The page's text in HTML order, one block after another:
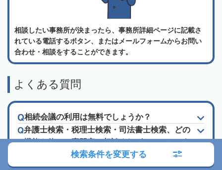
相談したい事務所が決まったら、事務所詳細ページに記載さ
れている電話するボタン、またはメールフォームからお問い
合わせ・相談をすることができます。
よくある質問
相続会議の利用は無料でしょうか？
弁護士検索・税理士検索・司法書士検索、どの
機能を使って専門家に相談すればいいでしょう
相続にあたって、どのくらい相続税が発生する
検索条件を変更する